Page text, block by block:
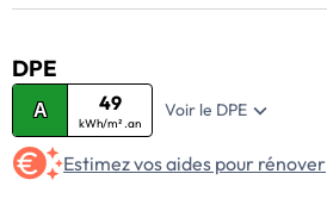
DPE
A 49
kWh/m² .an
Voir le DPE
Estimez vos aides pour rénover